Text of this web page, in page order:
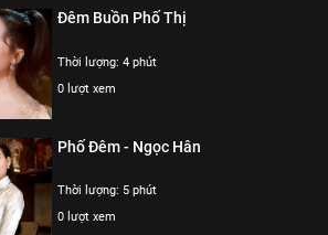
giống Lạc Hồng
nghĩa tình
hai đứa tắm mưa
trầu.
xứ lạc loài
quê người
nhớ.
Đêm Buồn Phố Thị
Thời lượng: 4 phút
0 lượt xem
Phố Đêm - Ngọc Hân
Thời lượng: 5 phút
0 lượt xem